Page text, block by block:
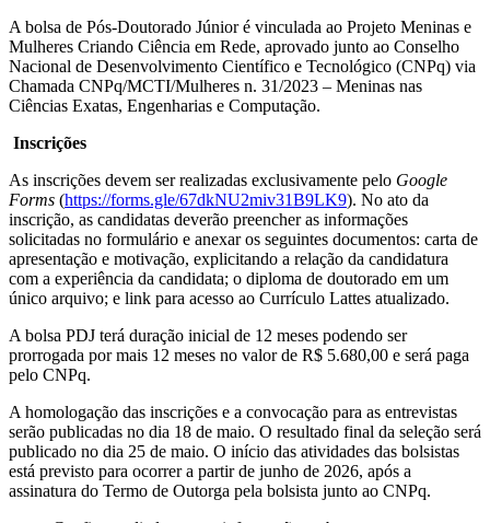
A bolsa de Pós-Doutorado Júnior é vinculada ao Projeto Meninas e
Mulheres Criando Ciência em Rede, aprovado junto ao Conselho
Nacional de Desenvolvimento Científico e Tecnológico (CNPq) via
Chamada CNPq/MCTI/Mulheres n. 31/2023 – Meninas nas
Ciências Exatas, Engenharias e Computação.
Inscrições
As inscrições devem ser realizadas exclusivamente pelo Google
Forms (https://forms.gle/67dkNU2miv31B9LK9). No ato da
inscrição, as candidatas deverão preencher as informações
solicitadas no formulário e anexar os seguintes documentos: carta de
apresentação e motivação, explicitando a relação da candidatura
com a experiência da candidata; o diploma de doutorado em um
único arquivo; e link para acesso ao Currículo Lattes atualizado.
A bolsa PDJ terá duração inicial de 12 meses podendo ser
prorrogada por mais 12 meses no valor de R$ 5.680,00 e será paga
pelo CNPq.
A homologação das inscrições e a convocação para as entrevistas
serão publicadas no dia 18 de maio. O resultado final da seleção será
publicado no dia 25 de maio. O início das atividades das bolsistas
está previsto para ocorrer a partir de junho de 2026, após a
assinatura do Termo de Outorga pela bolsista junto ao CNPq.